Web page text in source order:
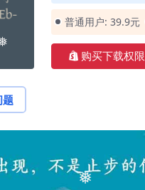
普通用户: 39.9元
购买下载权限
题